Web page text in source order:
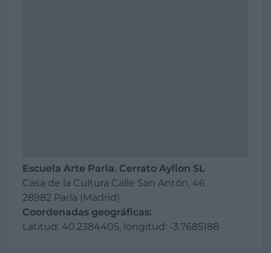
Escuela Arte Parla. Cerrato Ayllon SL
Casa de la Cultura Calle San Antón, 46
28982 Parla (Madrid)
Coordenadas geográficas:
Latitud: 40.2384405, longitud: -3.7685188